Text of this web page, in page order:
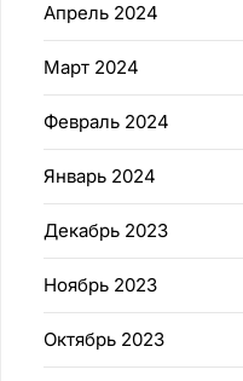
Апрель 2024
Март 2024
Февраль 2024
Январь 2024
Декабрь 2023
Ноябрь 2023
Октябрь 2023